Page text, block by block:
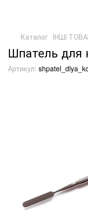
Каталог ІНШІ
Шпатель для
Артикул: